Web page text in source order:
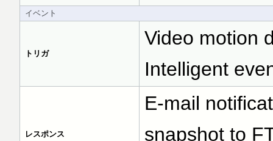
イベント
トリガ
Video motion
Intelligent
レスポンス
E-mail
snapshot to